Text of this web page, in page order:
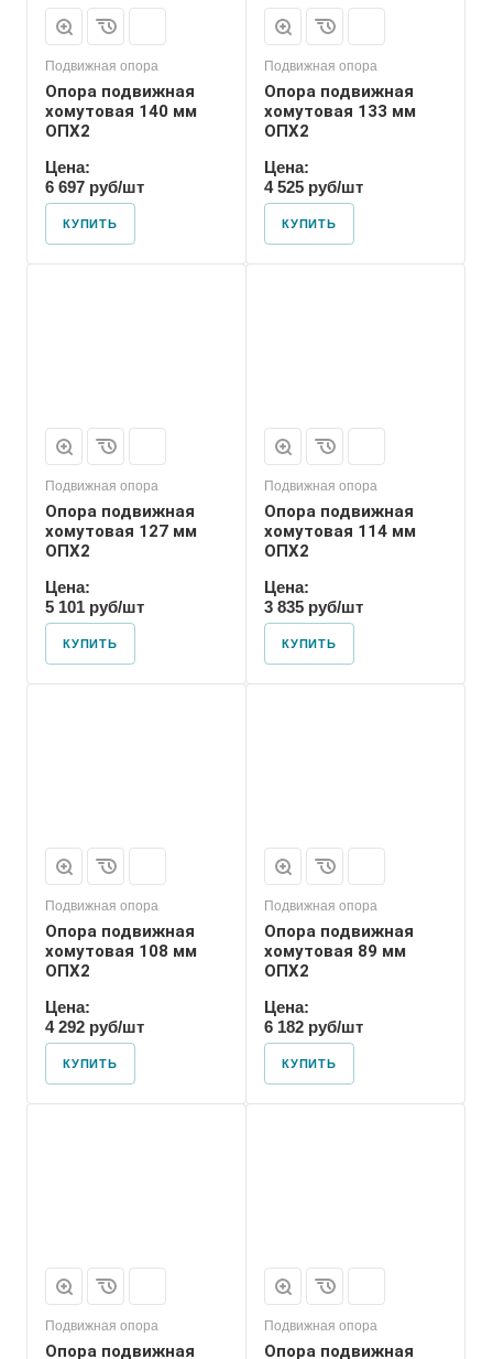
Подвижная опора
Опора подвижная
хомутовая 140 мм
ОПХ2
Цена:
6 697 руб/шт
КУПИТЬ
Подвижная опора
Опора подвижная
хомутовая 133 мм
ОПХ2
Цена:
4 525 руб/шт
КУПИТЬ
Подвижная опора
Опора подвижная
хомутовая 127 мм
ОПХ2
Цена:
5 101 руб/шт
КУПИТЬ
Подвижная опора
Опора подвижная
хомутовая 114 мм
ОПХ2
Цена:
3 835 руб/шт
КУПИТЬ
Подвижная опора
Опора подвижная
хомутовая 108 мм
ОПХ2
Цена:
4 292 руб/шт
КУПИТЬ
Подвижная опора
Опора подвижная
хомутовая 89 мм
ОПХ2
Цена:
6 182 руб/шт
КУПИТЬ
Подвижная опора
Опора подвижная
Подвижная опора
Опора подвижная